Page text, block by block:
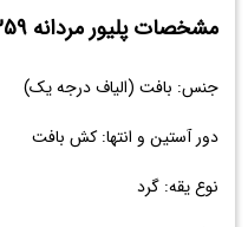
مشخصات پلیور مردانه Solan 1359
جنس: بافت (الیاف درجه یک)
دور آستین و انتها: کش بافت
نوع یقه: گرد